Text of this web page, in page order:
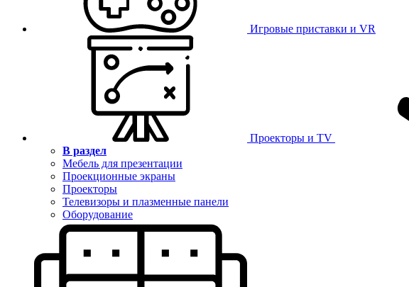
Игровые приставки и VR
Проекторы и TV
В раздел
Мебель для презентации
Проекционные экраны
Проекторы
Телевизоры и плазменные панели
Оборудование